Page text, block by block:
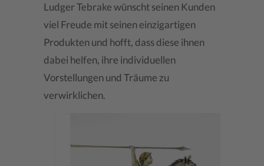
Ludger Tebrake wünscht seinen Kunden
viel Freude mit seinen einzigartigen
Produkten und hofft, dass diese ihnen
dabei helfen, ihre individuellen
Vorstellungen und Träume zu
verwirklichen.